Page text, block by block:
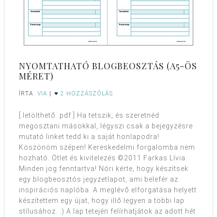
NYOMTATHATÓ BLOGBEOSZTÁS (A5-ÖS
MÉRET)
ÍRTA: VIA | 2 HOZZÁSZÓLÁS
[ letölthető .pdf ] Ha tetszik, és szeretnéd
megosztani másokkal, légyszi csak a bejegyzésre
mutató linket tedd ki a saját honlapodra!
Köszönöm szépen! Kereskedelmi forgalomba nem
hozható. Ötlet és kivitelezés ©2011 Farkas Lívia.
Minden jog fenntartva! Nóri kérte, hogy készítsek
egy blogbeosztós jegyzetlapot, ami belefér az
inspirációs naplóba. A meglévő elforgatása helyett
készítettem egy újat, hogy illő legyen a többi lap
stílusához. :) A lap tetején felírhatjátok az adott hét